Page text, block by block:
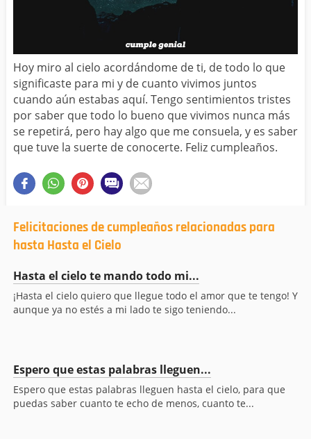
TODAS LAS CATEGORÍAS
Hoy miro al cielo acordándome de ti, de todo lo que
significaste para mi y de cuanto vivimos juntos
cuando aún estabas aquí. Tengo sentimientos tristes
por saber que todo lo bueno que vivimos nunca más
se repetirá, pero hay algo que me consuela, y es saber
que tuve la suerte de conocerte. Feliz cumpleaños.
Felicitaciones de cumpleaños relacionadas para
hasta Hasta el Cielo
Hasta el cielo te mando todo mi...
¡Hasta el cielo quiero que llegue todo el amor que te tengo! Y
aunque ya no estés a mi lado te sigo teniendo...
Espero que estas palabras lleguen...
Espero que estas palabras lleguen hasta el cielo, para que
puedas saber cuanto te echo de menos, cuanto te...